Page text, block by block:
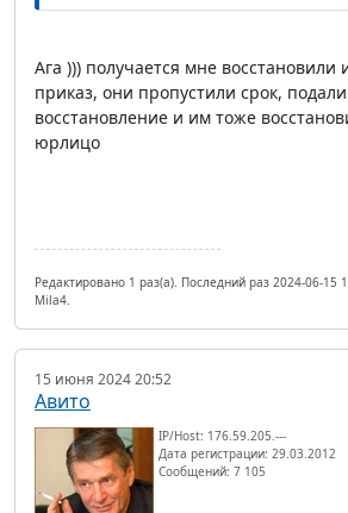
Ага ))) получается мне восстановили
приказ, они пропустили срок,
восстановление и им тоже
юрлицо
Редактировано 1 раз(а). Последний раз 2024-06-15
Mila4.
15 июня 2024 20:52
Авито
IP/Host: 176.59.205.---
Дата регистрации: 29.03.2012
Сообщений: 7 105